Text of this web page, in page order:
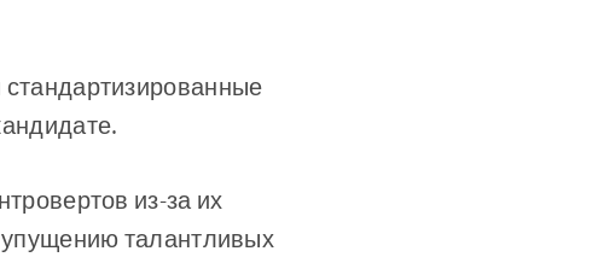
из-за их
упущению талантливых